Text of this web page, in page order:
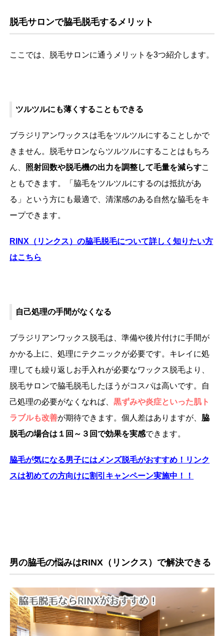
脱毛サロンで脇毛脱毛するメリット
ここでは、脱毛サロンに通うメリットを3つ紹介します。
ツルツルにも薄くすることもできる
ブラジリアンワックスは毛をツルツルにすることしかで
きません。脱毛サロンならツルツルにすることはもちろ
ん、 照射回数や脱毛機の出力を調整して毛量を減らすこ
ともできます。「脇毛をツルツルにするのは抵抗があ
る」という方にも最適で、清潔感のある自然な脇毛をキ
ープできます。
RINX （リンクス）の脇毛脱毛について詳しく知りたい方
はこちら
自己処理の手間がなくなる
ブラジリアンワックス脱毛は、準備や後片付けに手間が
かかる上に、処理にテクニックが必要です。キレイに処
理しても繰り返しお手入れが必要なワックス脱毛より、
脱毛サロンで脇毛脱毛したほうがコスパは高いです。自
己処理の必要がなくなれば、黒ずみや炎症といった肌ト
ラブルも改善が期待できます。個人差はありますが、 脇
脱毛の場合は１回～３回で効果を実感できます。
脇毛が気になる男子にはメンズ脱毛がおすすめ！リンク
スは初めての方向けに割引キャンペーン実施中！！
男の脇毛の悩みはRINX（リンクス）で解決できる